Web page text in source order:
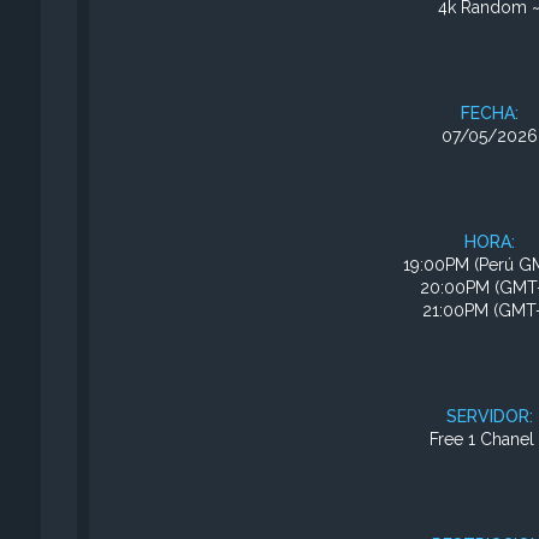
4k Random ~
FECHA:
07/05/2026
HORA:
19:00PM (Perú
20:00PM
21:00PM
SERVIDOR:
Free 1 Chanel